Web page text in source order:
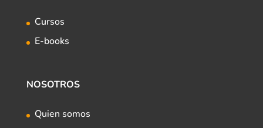
Cursos
E-books
NOSOTROS
Quien somos